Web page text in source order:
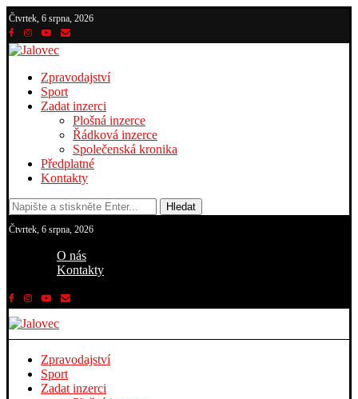
Čtvrtek, 6 srpna, 2026
Zpravodajství
Sport
Zadat inzerci
Plošná inzerce
Řádková inzerce
Společenská kronika
Předplatné
Kontakty
Hledat
Čtvrtek, 6 srpna, 2026
O nás
Kontakty
Zpravodajství
Sport
Zadat inzerci